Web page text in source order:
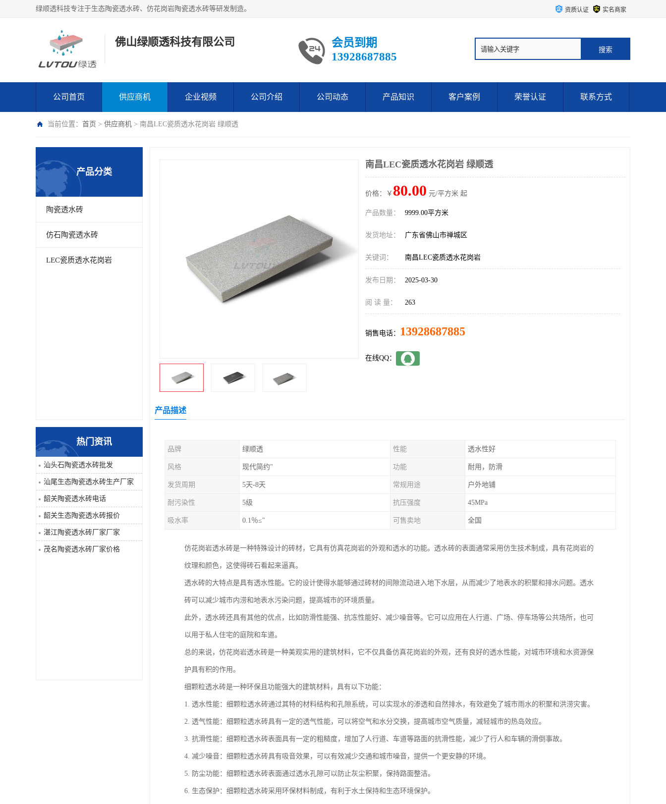
绿顺透科技专注于生态陶瓷透水砖、仿花岗岩陶瓷透水砖等研发制造。 资质认证 实名商家
佛山绿顺透科技有限公司
会员到期
13928687885
公司首页 供应商机 企业视频 公司介绍 公司动态 产品知识 客户案例 荣誉认证 联系方式
当前位置： 首页 > 供应商机 > 南昌LEC瓷质透水花岗岩 绿顺透
产品分类
陶瓷透水砖
仿石陶瓷透水砖
LEC瓷质透水花岗岩
热门资讯
汕头石陶瓷透水砖批发
汕尾生态陶瓷透水砖生产厂家
韶关陶瓷透水砖电话
韶关生态陶瓷透水砖报价
湛江陶瓷透水砖厂家厂家
茂名陶瓷透水砖厂家价格
南昌LEC瓷质透水花岗岩 绿顺透
价格：￥ 80.00 元/平方米 起
产品数量： 9999.00平方米
发货地址： 广东省佛山市禅城区
关键词： 南昌LEC瓷质透水花岗岩
发布日期： 2025-03-30
阅 读 量： 263
销售电话： 13928687885
在线QQ：
产品描述
品牌 绿顺透 性能 透水性好
风格 现代简约" 功能 耐用，防滑
发货周期 5天-8天 常规用途 户外地铺
耐污染性 5级 抗压强度 45MPa
吸水率 0.1％≤" 可售卖地 全国
仿花岗岩透水砖是一种特殊设计的砖材，它具有仿真花岗岩的外观和透水的功能。透水砖的表面通常采用仿生技术制成，具有花岗岩的
纹理和颜色，这使得砖石看起来逼真。
透水砖的大特点是具有透水性能。它的设计使得水能够通过砖材的间隙流动进入地下水层，从而减少了地表水的积聚和排水问题。透水
砖可以减少城市内涝和地表水污染问题，提高城市的环境质量。
此外，透水砖还具有其他的优点，比如防滑性能强、抗冻性能好、减少噪音等。它可以应用在人行道、广场、停车场等公共场所，也可
以用于私人住宅的庭院和车道。
总的来说，仿花岗岩透水砖是一种美观实用的建筑材料，它不仅具备仿真花岗岩的外观，还有良好的透水性能，对城市环境和水资源保
护具有积的作用。
细颗粒透水砖是一种环保且功能强大的建筑材料，具有以下功能：
1. 透水性能：细颗粒透水砖通过其特的材料结构和孔隙系统，可以实现水的渗透和自然排水，有效避免了城市雨水的积聚和洪涝灾害。
2. 透气性能：细颗粒透水砖具有一定的透气性能，可以将空气和水分交换，提高城市空气质量，减轻城市的热岛效应。
3. 抗滑性能：细颗粒透水砖表面具有一定的粗糙度，增加了人行道、车道等路面的抗滑性能，减少了行人和车辆的滑倒事故。
4. 减少噪音：细颗粒透水砖具有吸音效果，可以有效减少交通和城市噪音，提供一个更安静的环境。
5. 防尘功能：细颗粒透水砖表面通过透水孔隙可以防止灰尘积聚，保持路面整洁。
6. 生态保护：细颗粒透水砖采用环保材料制成，有利于水土保持和生态环境保护。